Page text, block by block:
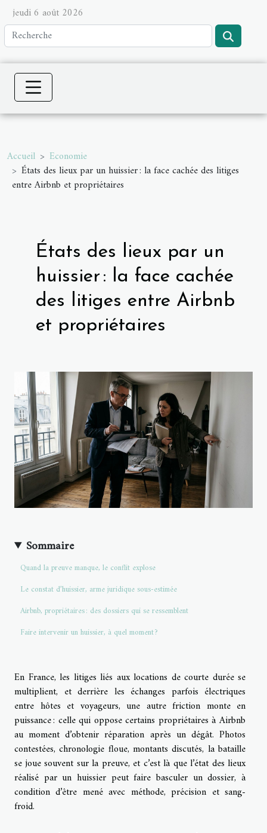
jeudi 6 août 2026
Accueil
Economie
États des lieux par un huissier : la face cachée des litiges
entre Airbnb et propriétaires
États des lieux par un
huissier : la face cachée
des litiges entre Airbnb
et propriétaires
Sommaire
Quand la preuve manque, le conflit explose
Le constat d’huissier, arme juridique sous-estimée
Airbnb, propriétaires : des dossiers qui se ressemblent
Faire intervenir un huissier, à quel moment ?
En France, les litiges liés aux locations de courte durée se
multiplient, et derrière les échanges parfois électriques
entre hôtes et voyageurs, une autre friction monte en
puissance : celle qui oppose certains propriétaires à Airbnb
au moment d’obtenir réparation après un dégât. Photos
contestées, chronologie floue, montants discutés, la bataille
se joue souvent sur la preuve, et c’est là que l’état des lieux
réalisé par un huissier peut faire basculer un dossier, à
condition d’être mené avec méthode, précision et sang-
froid.